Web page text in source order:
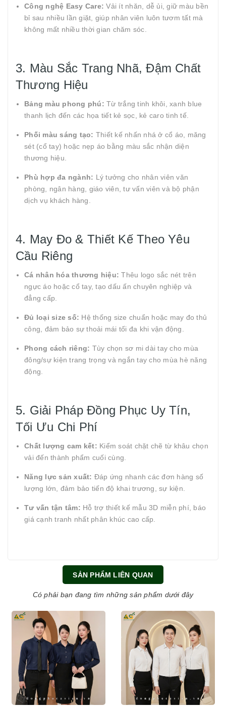
Công nghệ Easy Care: Vải ít nhăn, dễ ủi, giữ màu bền
bỉ sau nhiều lần giặt, giúp nhân viên luôn tươm tất mà
không mất nhiều thời gian chăm sóc.
3. Màu Sắc Trang Nhã, Đậm Chất
Thương Hiệu
Bảng màu phong phú: Từ trắng tinh khôi, xanh blue
thanh lịch đến các họa tiết kẻ sọc, kẻ caro tinh tế.
Phối màu sáng tạo: Thiết kế nhấn nhá ở cổ áo, măng
sét (cổ tay) hoặc nẹp áo bằng màu sắc nhận diện
thương hiệu.
Phù hợp đa ngành: Lý tưởng cho nhân viên văn
phòng, ngân hàng, giáo viên, tư vấn viên và bộ phận
dịch vụ khách hàng.
4. May Đo & Thiết Kế Theo Yêu
Cầu Riêng
Cá nhân hóa thương hiệu: Thêu logo sắc nét trên
ngực áo hoặc cổ tay, tạo dấu ấn chuyên nghiệp và
đẳng cấp.
Đủ loại size số: Hệ thống size chuẩn hoặc may đo thủ
công, đảm bảo sự thoải mái tối đa khi vận động.
Phong cách riêng: Tùy chọn sơ mi dài tay cho mùa
đông/sự kiện trang trọng và ngắn tay cho mùa hè năng
động.
5. Giải Pháp Đồng Phục Uy Tín,
Tối Ưu Chi Phí
Chất lượng cam kết: Kiểm soát chặt chẽ từ khâu chọn
vải đến thành phẩm cuối cùng.
Năng lực sản xuất: Đáp ứng nhanh các đơn hàng số
lượng lớn, đảm bảo tiến độ khai trương, sự kiện.
Tư vấn tận tâm: Hỗ trợ thiết kế mẫu 3D miễn phí, báo
giá cạnh tranh nhất phân khúc cao cấp.
SẢN PHẨM LIÊN QUAN
Có phải bạn đang tìm những sản phẩm dưới đây